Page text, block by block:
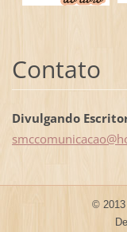
Contato
Divulgando
smccomunicacao@h
© 2013